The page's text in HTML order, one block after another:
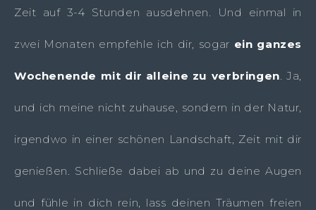
Zeit auf 3-4 Stunden ausdehnen. Und einmal in
zwei Monaten empfehle ich dir, sogar ein ganzes
Wochenende mit dir alleine zu verbringen. Ja,
und ich meine nicht zuhause, sondern in der Natur,
irgendwo in einer schönen Landschaft, Zeit mit dir
genießen. Schließe dabei ab und zu deine Augen
und fühle in dich rein, lass deinen Träumen freien